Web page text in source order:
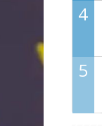
4
5